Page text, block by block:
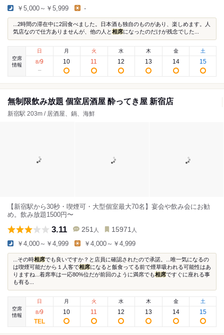
￥5,000～￥5,999 -
...2時間の滞在中に2回食べました。日本酒も独自のものがあり、楽しめます。人
気店なので仕方ありませんが、他の人と相席になったのだけが残念でした...
空席
情報
日
8/9
月
10
火
11
水
12
木
13
金
14
土
15
無制限飲み放題 個室居酒屋 酔ってき屋 新宿店
新宿駅 203m / 居酒屋、鍋、海鮮
【新宿駅から30秒・喫煙可・大型個室最大70名】宴会や飲み会にお勧
め。飲み放題1500円〜
3.11 251 人 15971 人
￥4,000～￥4,999 ￥4,000～￥4,999
...その時相席でも良いですか？と店員に確認されたので承諾。...唯一気になるの
は喫煙可能だから１人客で相席になると飯食ってる前で煙草吸われる可能性はあ
りますね...着席率は一応80%位だが前回のように満席でも相席ですぐに座れる事
も有る...
空席
情報
日
8/9
月
10
火
11
水
12
木
13
金
14
土
15